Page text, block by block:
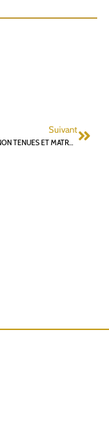
Suivant
PROMESSES NON TENUES ET MATRAQUAGE FISCAL DU MAIRE SORTANT DEPUIS 2014